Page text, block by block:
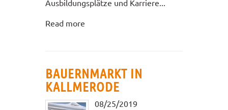
Ausbildungsplätze und Karriere...
Read more
BAUERNMARKT IN
KALLMERODE
08/25/2019